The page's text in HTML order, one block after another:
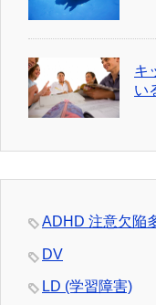
キ
い
ADHD 注意欠陥
DV
LD (学習障害)